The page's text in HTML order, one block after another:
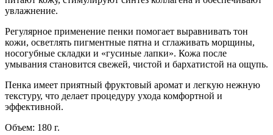
увлажнение.
Регулярное применение пенки помогает выравнивать тон
кожи, осветлять пигментные пятна и сглаживать морщины,
носогубные складки и «гусиные лапки». Кожа после
умывания становится свежей, чистой и бархатистой на ощупь.
Пенка имеет приятный фруктовый аромат и легкую нежную
текстуру, что делает процедуру ухода комфортной и
эффективной.
Объем: 180 г.